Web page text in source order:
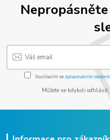
Souhlasím se zpracováním
Můžete se kdykoli